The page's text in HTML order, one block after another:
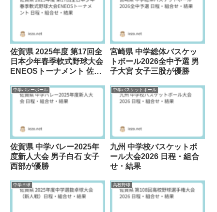
佐賀県 2025年度 第17回全
日本少年春季軟式野球大会
ENEOSトーナメント 佐賀
勝
宮崎県 中学総体バスケッ
トボール2026全中予選 男
子大宮 女子三股が優勝
中学バレーボール
佐賀県 中学バレー2025年
度新人大会 男子白石 女子
西部が優勝
中学バスケットボール
九州 中学校バスケットボ
ール大会2026 日程・組合
せ・結果
中学卓球 高校野球